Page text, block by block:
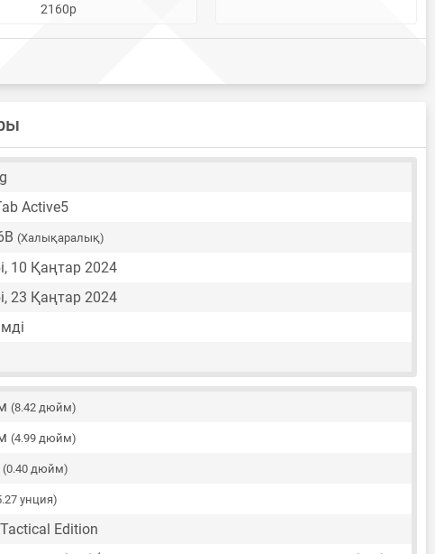
2160p
Active5
(Халықаралық)
10 Қаңтар 2024
23 Қаңтар 2024
(8.42 дюйм)
(4.99 дюйм)
(0.40 дюйм)
унция)
Edition